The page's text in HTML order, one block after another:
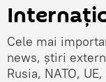
Cele mai
news, știri
Rusia, NATO,